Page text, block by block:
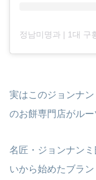
実はこのジョンナ
のお餅専門店がル
名匠・ジョンナン
いから始めたブラ